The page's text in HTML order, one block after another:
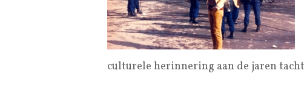
culturele herinnering aan de jaren